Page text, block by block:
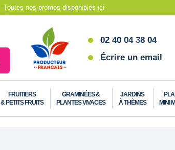
Toutes nos promos disponibles ici
02 40 04 38 04
Écrire un email
FRUITIERS
& PETITS FRUITS
GRAMINÉES &
PLANTES VIVACES
JARDINS
À THÈMES
MINI